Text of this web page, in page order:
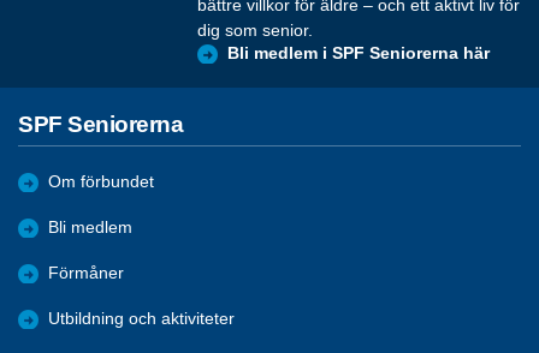
bättre villkor för äldre – och ett aktivt liv för
dig som senior.
Bli medlem i SPF Seniorerna här
SPF Seniorerna
Om förbundet
Bli medlem
Förmåner
Utbildning och aktiviteter